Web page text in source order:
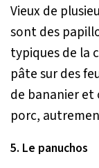
Vieux de
sont des
typiques de la
pâte sur des
de bananier et
porc,
5. Le panuchos